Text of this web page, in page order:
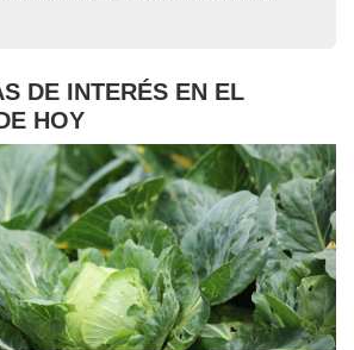
DE INTERÉS EN EL
HOY